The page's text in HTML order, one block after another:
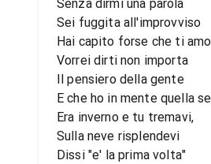
Senza dirmi una parola
Sei fuggita all'improvviso
Hai capito forse che ti
Vorrei dirti non importa
Il pensiero della gente
E che ho in mente quella
Era inverno e tu tremavi,
Sulla neve risplendevi
Dissi "e' la prima volta"